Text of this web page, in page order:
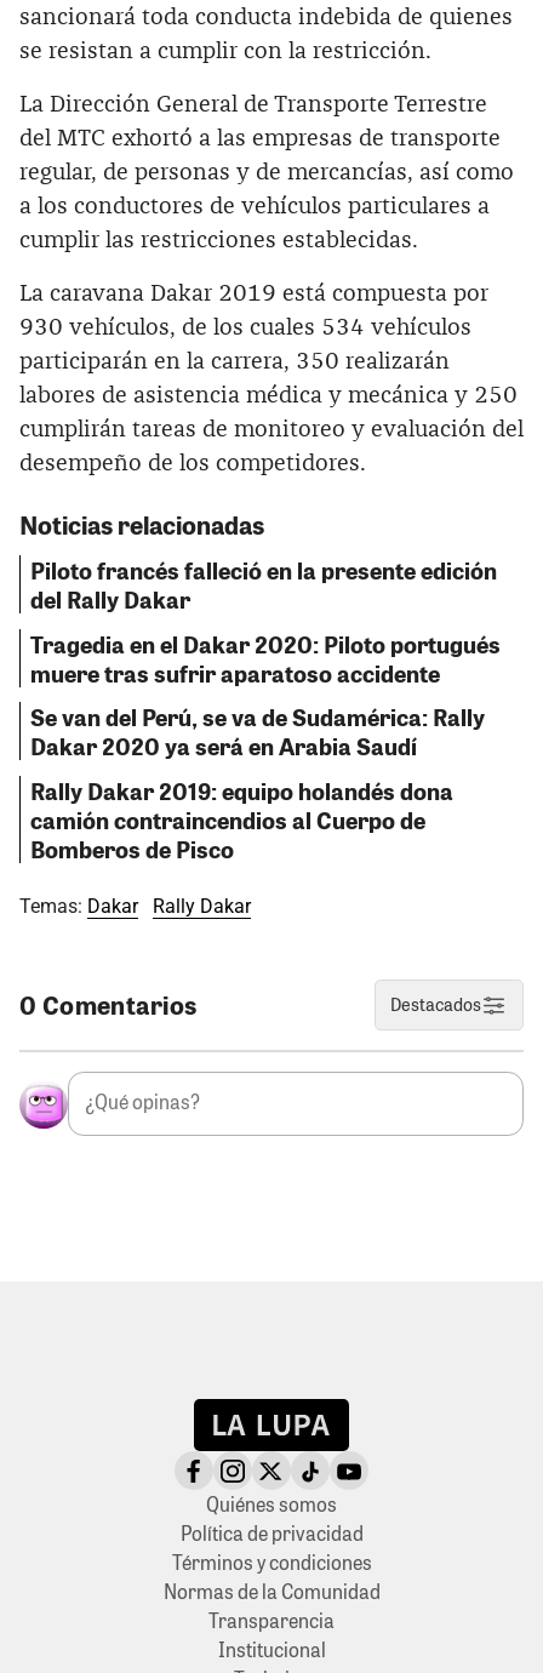
sancionará toda conducta indebida de quienes
se resistan a cumplir con la restricción.
La Dirección General de Transporte Terrestre
del MTC exhortó a las empresas de transporte
regular, de personas y de mercancías, así como
a los conductores de vehículos particulares a
cumplir las restricciones establecidas.
La caravana Dakar 2019 está compuesta por
930 vehículos, de los cuales 534 vehículos
participarán en la carrera, 350 realizarán
labores de asistencia médica y mecánica y 250
cumplirán tareas de monitoreo y evaluación del
desempeño de los competidores.
Noticias relacionadas
Piloto francés falleció en la presente edición
del Rally Dakar
Tragedia en el Dakar 2020: Piloto portugués
muere tras sufrir aparatoso accidente
Se van del Perú, se va de Sudamérica: Rally
Dakar 2020 ya será en Arabia Saudí
Rally Dakar 2019: equipo holandés dona
camión contraincendios al Cuerpo de
Bomberos de Pisco
Temas: Dakar Rally Dakar
0 Comentarios Destacados
Quiénes somos
Política de privacidad
Términos y condiciones
Normas de la Comunidad
Transparencia
Institucional